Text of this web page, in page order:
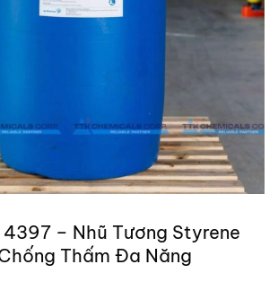
4397 – Nhũ Tương Styrene
Thấm Đa Năng